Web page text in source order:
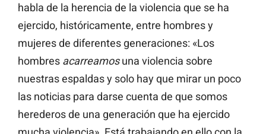
habla de la herencia de la violencia que se ha
ejercido, históricamente, entre hombres y
mujeres de diferentes generaciones: «Los
hombres acarreamosuna violencia sobre
nuestras espaldas y solo hay que mirar un poco
las noticias para darse cuenta de que somos
herederos de una generación que ha ejercido